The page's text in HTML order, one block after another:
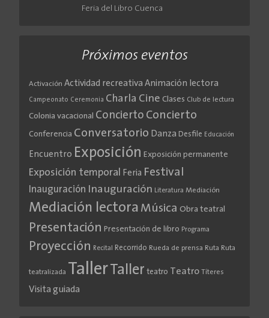
Feria del Libro Cuenca
Próximos eventos
Activación Actividad recreativa Animación lectora
Campeonato Ceremonia Charla Cine Clases Club de lectura
Colonia vacacional Concierto Concierto
Conferencia Conversatorio Danza Desfile Educación
Encuentro Exposición Exposición permanente
Exposición temporal Feria Festival
Inauguración Inauguración Literatura Mediación
Mediación lectora Música Obra teatral
Presentación Presentación de libro Programa
Proyección Recital Recorrido Rueda de prensa Ruta Ruta
teatralizada TallerTaller teatro Teatro Títeres
Visita guiada